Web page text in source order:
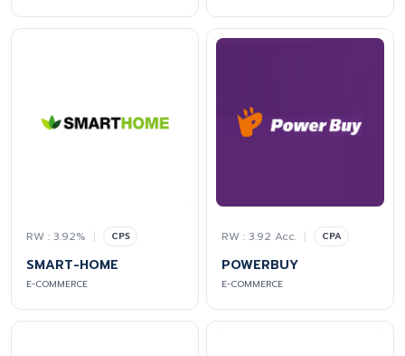
RW : 3.92% | CPS
SMART-HOME
E-COMMERCE
RW : 3.92 Acc. | CPA
POWERBUY
E-COMMERCE